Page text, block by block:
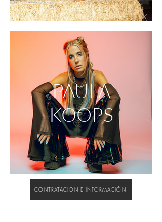
PAULA
KOOPS
CONTRATACIÓN E INFORMACIÓN